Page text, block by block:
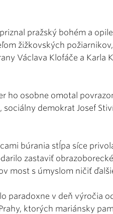
pražský bohém a
žižkovských
Václava Klofáče a Karla
ho osobne omotal
demokrat Josef
búrania stĺpa síce
zastaviť
most s úmyslom ničiť
paradoxne v deň výročia
ktorých mariánsky